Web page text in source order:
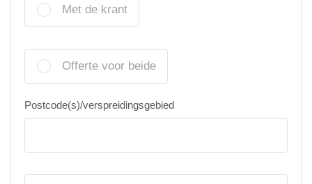
Met de krant
Offerte voor beide
Postcode(s)/verspreidingsgebied